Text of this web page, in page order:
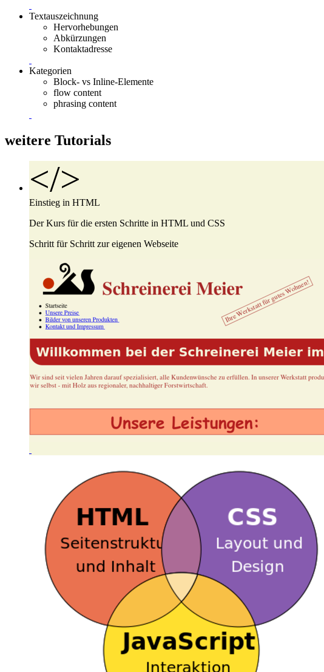
Textauszeichnung
Hervorhebungen
Abkürzungen
Kontaktadresse
Kategorien
Block- vs Inline-Elemente
flow content
phrasing content
weitere Tutorials
</>
Einstieg in HTML
Der Kurs für die ersten Schritte in HTML und CSS
Schritt für Schritt zur eigenen Webseite